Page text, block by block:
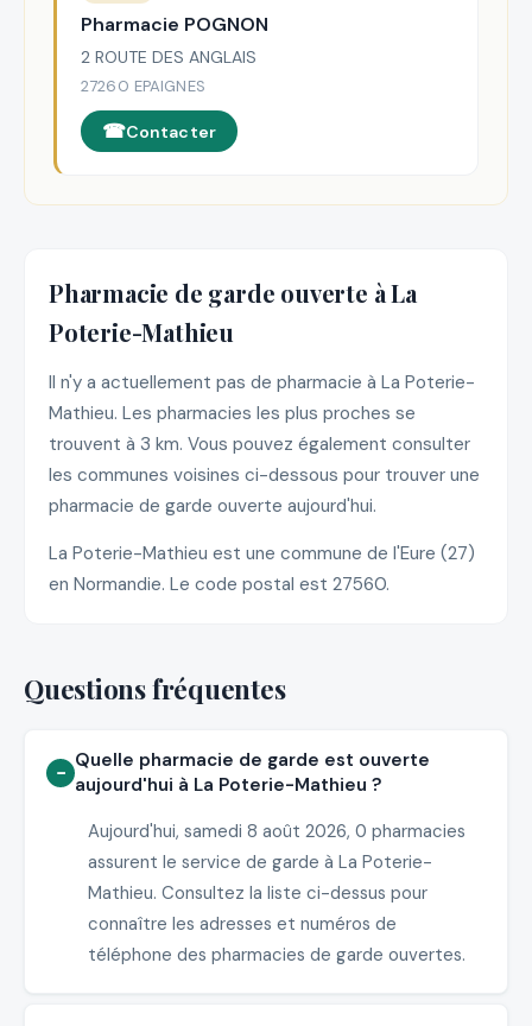
Pharmacie POGNON
2 ROUTE DES ANGLAIS
27260 EPAIGNES
Contacter
Pharmacie de garde ouverte à La
Poterie-Mathieu
Il n'y a actuellement pas de pharmacie à La Poterie-
Mathieu. Les pharmacies les plus proches se
trouvent à 3 km. Vous pouvez également consulter
les communes voisines ci-dessous pour trouver une
pharmacie de garde ouverte aujourd'hui.
La Poterie-Mathieu est une commune de l'Eure (27)
en Normandie. Le code postal est 27560.
Questions fréquentes
Quelle pharmacie de garde est ouverte
aujourd'hui à La Poterie-Mathieu ?
Aujourd'hui, samedi 8 août 2026, 0 pharmacies
assurent le service de garde à La Poterie-
Mathieu. Consultez la liste ci-dessus pour
connaître les adresses et numéros de
téléphone des pharmacies de garde ouvertes.